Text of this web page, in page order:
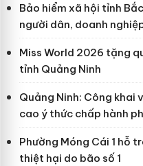
Bảo hiểm xã hội tỉnh
người dân, doanh
Miss World 2026 tặng
tỉnh Quảng Ninh
Quảng Ninh: Công khai
cao ý thức chấp hành
Phường Móng Cái 1 hỗ
thiệt hại do bão số 1